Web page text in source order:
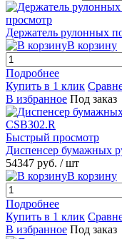
просмотр
Держатель рулонных
В корзину
Подробнее
Купить в 1 клик
В избранное Под заказ
Быстрый просмотр
Диспенсер бумажных
54347 руб. / шт
В корзину
Подробнее
Купить в 1 клик
В избранное Под заказ